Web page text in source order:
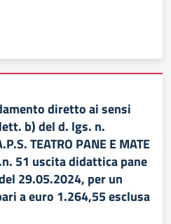
diretto ai sensi
b) del d. lgs. n.
TEATRO PANE E MATE
51 uscita didattica pane
29.05.2024, per un
a euro 1.264,55 esclusa